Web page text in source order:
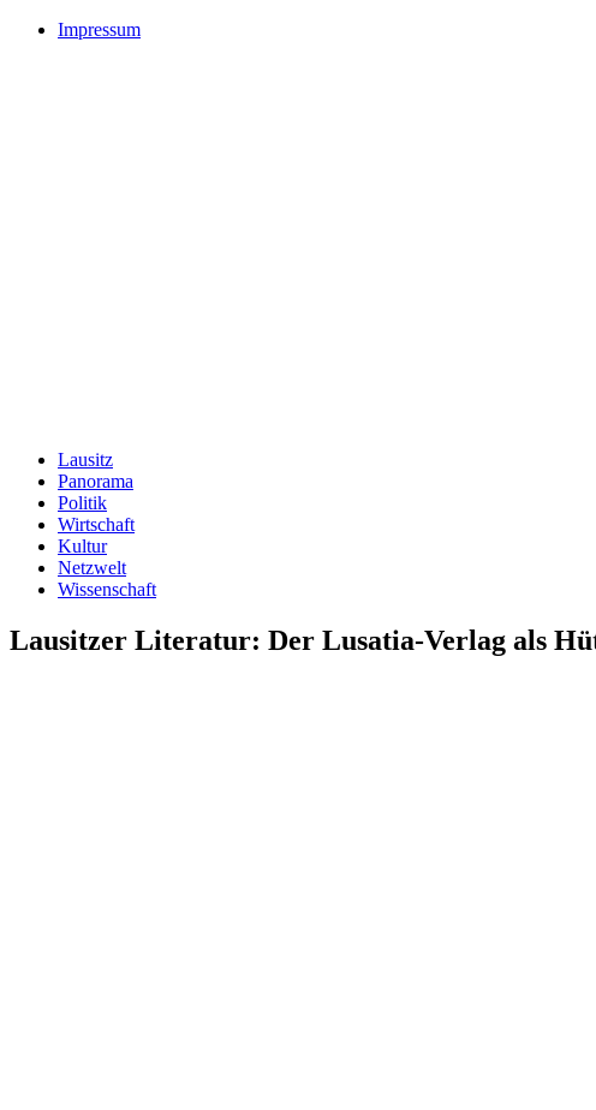
Impressum
Lausitz
Panorama
Politik
Wirtschaft
Kultur
Netzwelt
Wissenschaft
Lausitzer Literatur: Der Lusatia‑Verlag als